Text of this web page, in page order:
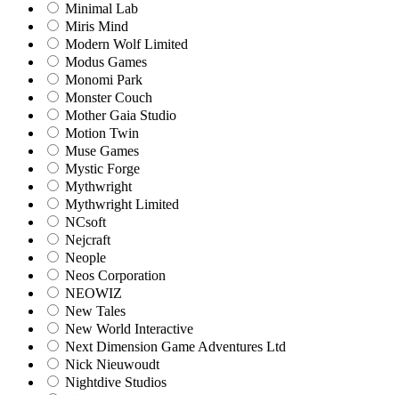
Minimal Lab
Miris Mind
Modern Wolf Limited
Modus Games
Monomi Park
Monster Couch
Mother Gaia Studio
Motion Twin
Muse Games
Mystic Forge
Mythwright
Mythwright Limited
NCsoft
Nejcraft
Neople
Neos Corporation
NEOWIZ
New Tales
New World Interactive
Next Dimension Game Adventures Ltd
Nick Nieuwoudt
Nightdive Studios